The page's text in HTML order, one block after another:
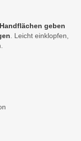
Handflächen geben
. Leicht einklopfen,